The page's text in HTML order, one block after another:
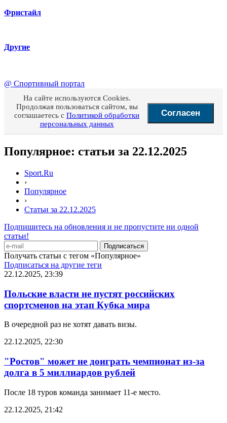
Фристайл
Другие
@ Спортивный портал
На сайте используются Cookies.
Продолжая пользоваться сайтом, вы
соглашаетесь с Политикой обработки
персональных данных
Согласен
Популярное: статьи за 22.12.2025
Sport.Ru
›
Популярное
›
Статьи за 22.12.2025
Подпишитесь на обновления и не пропустите ни одной
статьи!
Получать статьи с тегом «Популярное»
Подписаться на другие теги
22.12.2025, 23:39
Польские власти не пустят российских
спортсменов на этап Кубка мира
В очередной раз не хотят давать визы.
22.12.2025, 22:30
"Ростов" может не доиграть чемпионат из-за
долга в 5 миллиардов рублей
После 18 туров команда занимает 11-е место.
22.12.2025, 21:42